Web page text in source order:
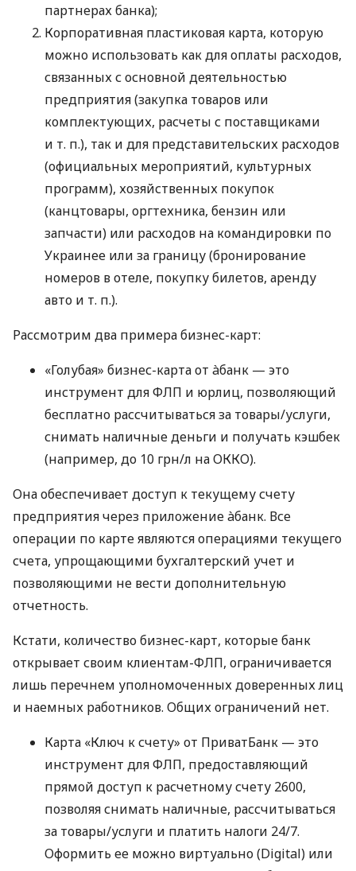
партнерах банка);
Корпоративная пластиковая карта, которую
можно использовать как для оплаты расходов,
связанных с основной деятельностью
предприятия (закупка товаров или
комплектующих, расчеты с поставщиками
и т. п.), так и для представительских расходов
(официальных мероприятий, культурных
программ), хозяйственных покупок
(канцтовары, оргтехника, бензин или
запчасти) или расходов на командировки по
Украинее или за границу (бронирование
номеров в отеле, покупку билетов, аренду
авто и т. п.).
Рассмотрим два примера бизнес-карт:
«Голубая» бизнес-карта от àбанк — это
инструмент для ФЛП и юрлиц, позволяющий
бесплатно рассчитываться за товары/услуги,
снимать наличные деньги и получать кэшбек
(например, до 10 грн/л на ОККО).
Она обеспечивает доступ к текущему счету
предприятия через приложение àбанк. Все
операции по карте являются операциями текущего
счета, упрощающими бухгалтерский учет и
позволяющими не вести дополнительную
отчетность.
Кстати, количество бизнес-карт, которые банк
открывает своим клиентам-ФЛП, ограничивается
лишь перечнем уполномоченных доверенных лиц
и наемных работников. Общих ограничений нет.
Карта «Ключ к счету» от ПриватБанк — это
инструмент для ФЛП, предоставляющий
прямой доступ к расчетному счету 2600,
позволяя снимать наличные, рассчитываться
за товары/услуги и платить налоги 24/7.
Оформить ее можно виртуально (Digital) или